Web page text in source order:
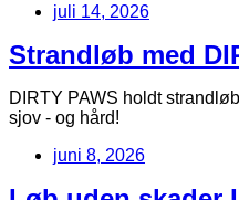
juli 14, 2026
Strandløb med
DIRTY PAWS holdt
sjov - og hård!
juni 8, 2026